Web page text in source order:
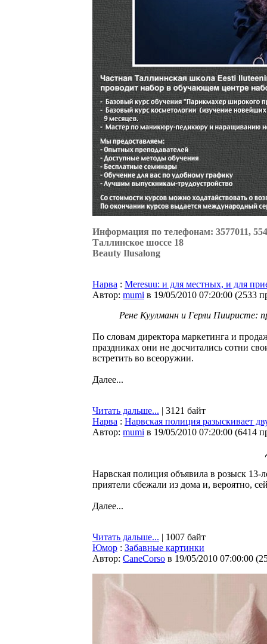
Информация по телефонам: 3577011,
Таллинское шоссе 18
Beauty Ilusalong
Нарва : Meresuu: и для местных, и для
Автор: mumi в 19/05/2010 07:20:00 (2533
Рене Куулманн и Герли Пииристе:
По словам директора маркетинга и
праздниках они не досчитались сотни
встретить во всеоружии.
Далее...
Читать дальше... | 3121 байт
Нарва : Нарвская полиция разыскивает
Автор: mumi в 19/05/2010 07:20:00 (6414
Нарвская полиция объявила в розыск
приятели сбежали из дома и, вероятно,
Далее...
Читать дальше... | 1007 байт
Юмор : Забавные картинки
Автор: CaneCorso в 19/05/2010 07:00:00 (